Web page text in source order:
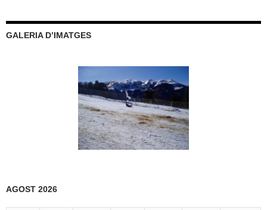
GALERIA D’IMATGES
AGOST 2026